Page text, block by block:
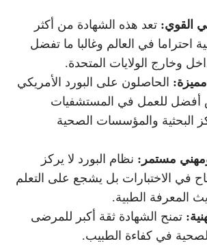
القوي:تعد هذه الشهادة من أكثر
احتراما في العالم وغالبا ما تفضل
وخارج الولايات المتحدة.
الحاصلون على البورد الأمريكي
أفضل للعمل في المستشفيات
البحثية والمؤسسات الصحية
مستمر: نظام البورد لا يركز
في الاختبارات بل يشجع على التعلم
المعرفة الطبية.
تمنح الشهادة ثقة أكبر للمرضى
في كفاءة الطبيب.